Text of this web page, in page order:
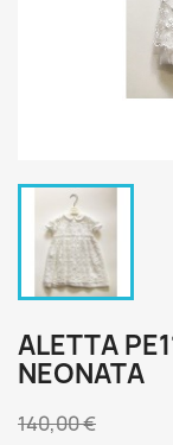
ALETTA
NEONATA
140,00 €